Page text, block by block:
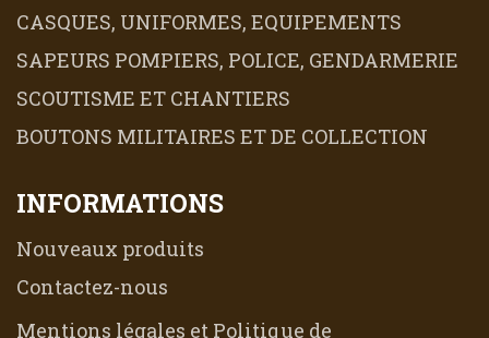
CASQUES, UNIFORMES, EQUIPEMENTS
SAPEURS POMPIERS, POLICE, GENDARMERIE
SCOUTISME ET CHANTIERS
BOUTONS MILITAIRES ET DE COLLECTION
INFORMATIONS
Nouveaux produits
Contactez-nous
Mentions légales et Politique de